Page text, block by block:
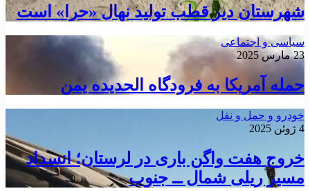
شهرستان دیر قطب تولید نهال «حرا» است
سیاسی و اجتماعی
23 مارس 2025
حمله آمریکا به فرودگاه الحدیده یمن
خودرو و حمل و نقل
4 ژوئن 2025
خروج هفت واگن باری در لرستان؛ انسداد
مسیر ریلی شمال ــ جنوب